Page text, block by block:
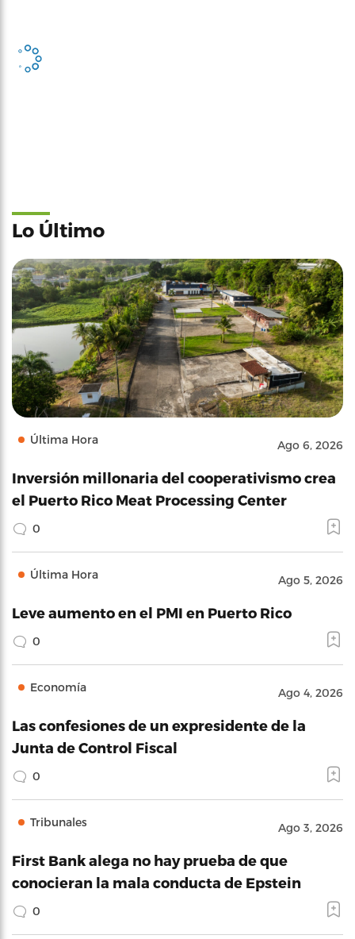
Lo Último
Última Hora Ago 6, 2026
Inversión millonaria del cooperativismo crea
el Puerto Rico Meat Processing Center
0
Última Hora Ago 5, 2026
Leve aumento en el PMI en Puerto Rico
0
Economía Ago 4, 2026
Las confesiones de un expresidente de la
Junta de Control Fiscal
0
Tribunales Ago 3, 2026
First Bank alega no hay prueba de que
conocieran la mala conducta de Epstein
0